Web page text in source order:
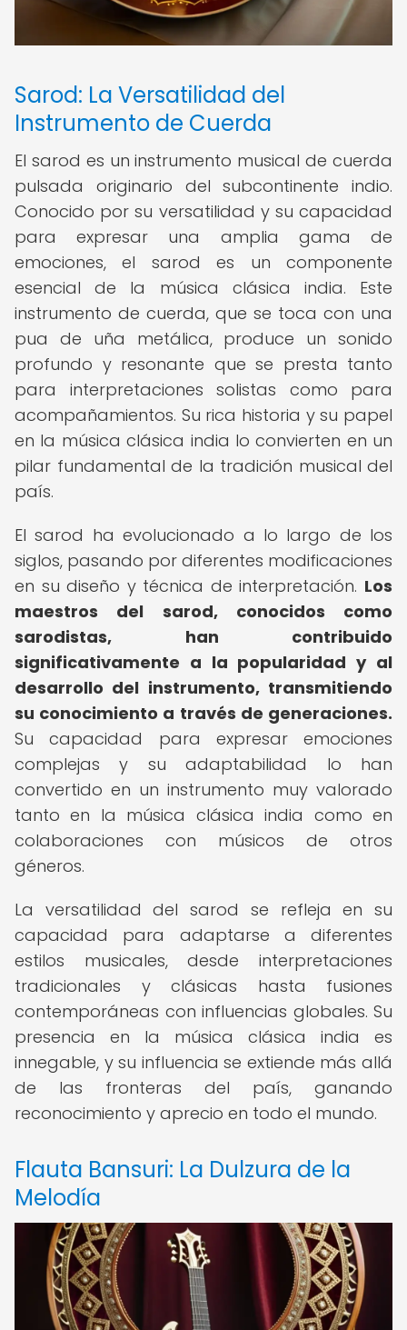
Sarod: La Versatilidad del
Instrumento de Cuerda
El sarod es un instrumento musical de cuerda
pulsada originario del subcontinente indio.
Conocido por su versatilidad y su capacidad
para expresar una amplia gama de
emociones, el sarod es un componente
esencial de la música clásica india. Este
instrumento de cuerda, que se toca con una
pua de uña metálica, produce un sonido
profundo y resonante que se presta tanto
para interpretaciones solistas como para
acompañamientos. Su rica historia y su papel
en la música clásica india lo convierten en un
pilar fundamental de la tradición musical del
país.
El sarod ha evolucionado a lo largo de los
siglos, pasando por diferentes modificaciones
en su diseño y técnica de interpretación. Los
maestros del sarod, conocidos como
sarodistas, han contribuido
significativamente a la popularidad y al
desarrollo del instrumento, transmitiendo
su conocimiento a través de generaciones.
Su capacidad para expresar emociones
complejas y su adaptabilidad lo han
convertido en un instrumento muy valorado
tanto en la música clásica india como en
colaboraciones con músicos de otros
géneros.
La versatilidad del sarod se refleja en su
capacidad para adaptarse a diferentes
estilos musicales, desde interpretaciones
tradicionales y clásicas hasta fusiones
contemporáneas con influencias globales. Su
presencia en la música clásica india es
innegable, y su influencia se extiende más allá
de las fronteras del país, ganando
reconocimiento y aprecio en todo el mundo.
Flauta Bansuri: La Dulzura de la
Melodía